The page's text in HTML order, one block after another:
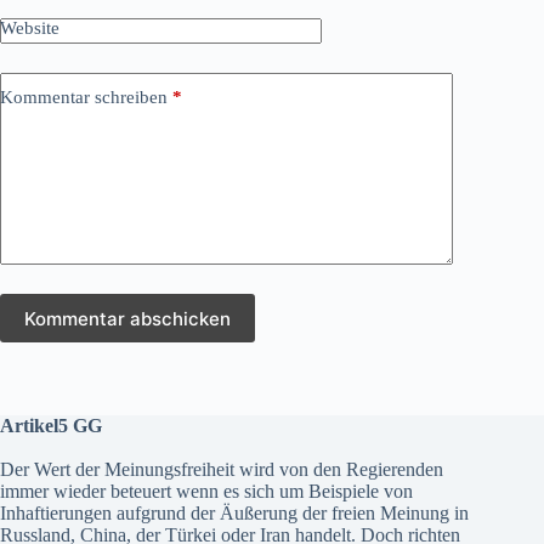
Website
Kommentar schreiben *
Kommentar abschicken
Artikel5 GG
Der Wert der Meinungsfreiheit wird von den Regierenden
immer wieder beteuert wenn es sich um Beispiele von
Inhaftierungen aufgrund der Äußerung der freien Meinung in
Russland, China, der Türkei oder Iran handelt. Doch richten